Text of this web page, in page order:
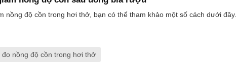
nồng độ cồn trong hơi thở, bạn có thể tham khảo một số cách dưới đây.
đo nồng độ cồn trong hơi thở